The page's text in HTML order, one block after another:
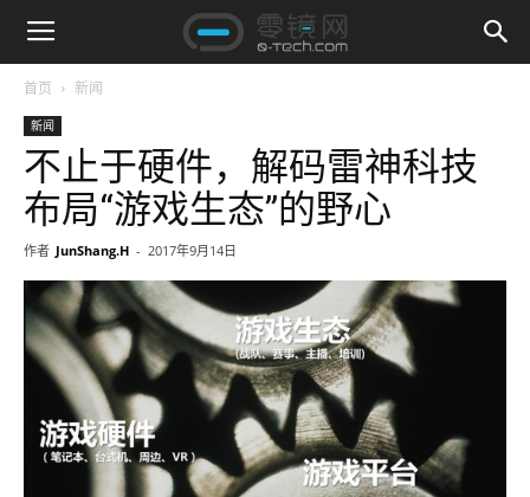
首页 新闻
新闻
不止于硬件，解码雷神科技
布局“游戏生态”的野心
作者 JunShang.H - 2017年9月14日